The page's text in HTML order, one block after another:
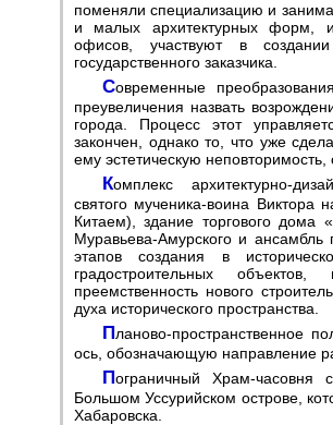
поменяли специализацию и
и малых архитектурных форм,
офисов, участвуют в
государственного заказчика.
Современные преобразования в застройке центра Хабаровска можно без
преувеличения назвать
города. Процесс этот
закончен, однако то, что уже
ему эстетическую неповторимость,
Комплекс архитектурно-дизайнерских работ: пограничный Храм-часовня
святого мученика-воина Виктора
Китаем), здание торгового дома
Муравьева-Амурского и
этапов создания в
градостроительных
преемственность нового
духа исторического пространства.
Планово-пространственное положение этих трех объектов образует духовную
ось, обозначающую направление
Пограничный Храм-часовня святого мученика-воина Виктора построен на
Большом Уссурийском острове,
Хабаровска.